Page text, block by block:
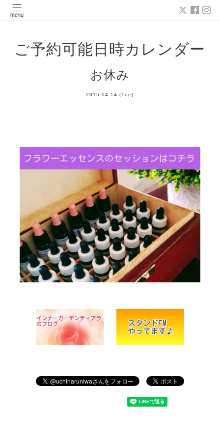
ご予約可能日時カレンダー
お休み
2015-04-14 (Tue)